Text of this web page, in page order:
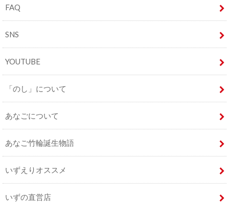
FAQ
SNS
YOUTUBE
「のし」について
あなごについて
あなご竹輪誕生物語
いずえりオススメ
いずの直営店